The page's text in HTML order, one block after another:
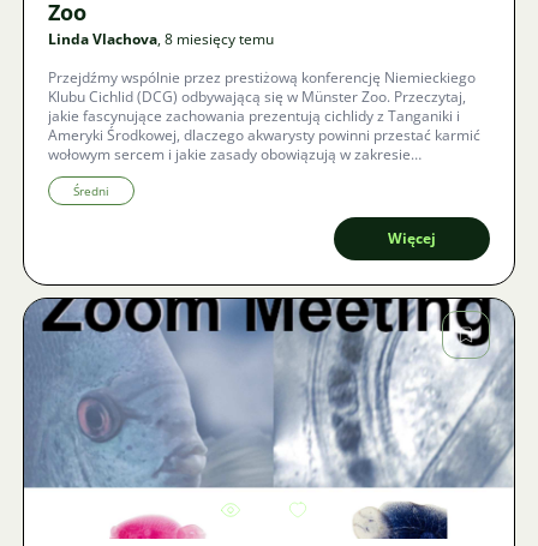
Zoo
Linda Vlachova, 8 miesięcy temu
Przejdźmy wspólnie przez prestiżową konferencję Niemieckiego
Klubu Cichlid (DCG) odbywającą się w Münster Zoo. Przeczytaj,
jakie fascynujące zachowania prezentują cichlidy z Tanganiki i
Ameryki Środkowej, dlaczego akwarysty powinni przestać karmić
wołowym sercem i jakie zasady obowiązują w zakresie
prawidłowego żywienia i przygotowania wody. Dowiedz się,
dlaczego to międzynarodowe spotkanie było akwarystycznym
huraganem, który zachwycił nawet najbardziej doświadczonych
Średni
Więcej
Zdjęcie